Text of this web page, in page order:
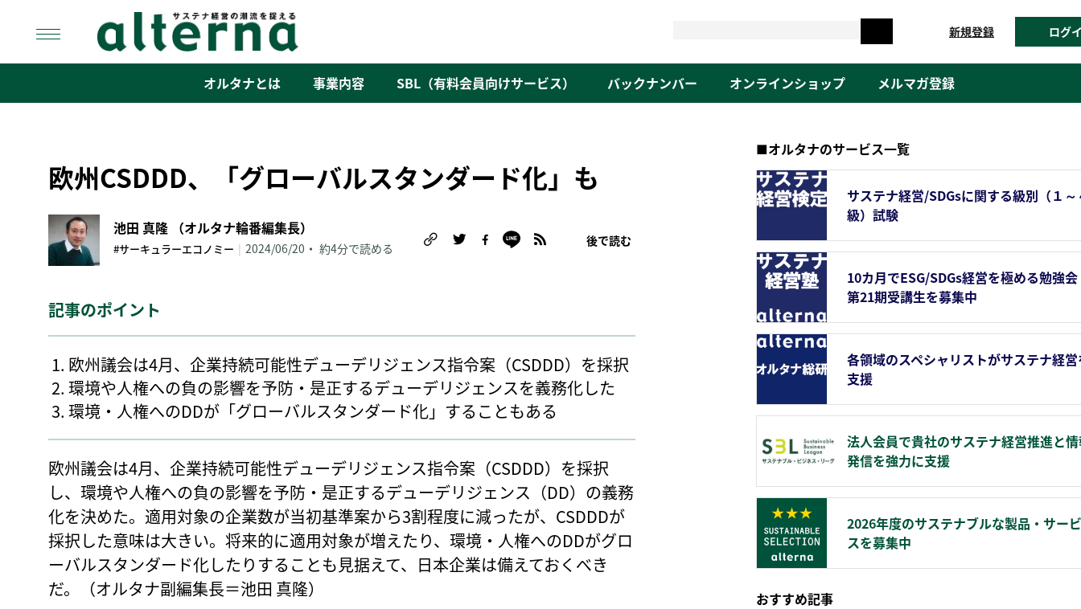
content
新規登録 ログ
オルタナとは 事業内容 SBL（有料会員向けサービス） バックナンバー オンラインショップ メルマガ登録
欧州CSDDD、「グローバルスタンダード化」も
池田 真隆 （オルタナ輪番編集長）
#サーキュラーエコノミー | 2024/06/20 約4分で読める
後で読む
記事のポイント
欧州議会は4月、企業持続可能性デューデリジェンス指令案（CSDDD）を採択
環境や人権への負の影響を予防・是正するデューデリジェンスを義務化した
環境・人権へのDDが「グローバルスタンダード化」することもある
欧州議会は4月、企業持続可能性デューデリジェンス指令案（CSDDD）を採択
し、環境や人権への負の影響を予防・是正するデューデリジェンス（DD）の義務
化を決めた。適用対象の企業数が当初基準案から3割程度に減ったが、CSDDDが
採択した意味は大きい。将来的に適用対象が増えたり、環境・人権へのDDがグロ
ーバルスタンダード化したりすることも見据えて、日本企業は備えておくべき
だ。（オルタナ副編集長＝池田 真隆）
■オルタナのサービス一覧
サステナ経営/SDGsに関する級別（１～
級）試験
10カ月でESG/SDGs経営を極める勉強
第21期受講生を募集中
各領域のスペシャリストがサステナ経
支援
法人会員で貴社のサステナ経営推進と
発信を強力に支援
2026年度のサステナブルな製品・サービ
スを募集中
おすすめ記事